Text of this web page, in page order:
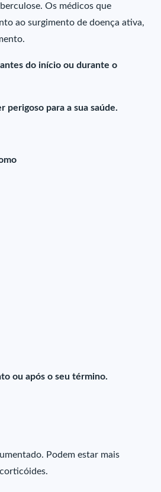
Os médicos que
ao surgimento de doença ativa,
do início ou durante o
perigoso para a sua saúde.
ou após o seu término.
Podem estar mais